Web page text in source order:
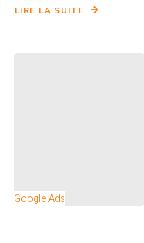
LIRE LA SUITE
Google Ads